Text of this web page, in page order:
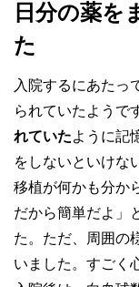
日分の薬を
た
入院するにあたっ
られていたようで
れていたように記
をしないといけな
移植が何かも分か
だから簡単だよ」
た。ただ、周囲の
いました。すごく